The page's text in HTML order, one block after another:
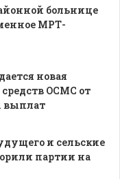
больнице
МРТ-
новая
ОСМС от
выплат
и сельские
партии на